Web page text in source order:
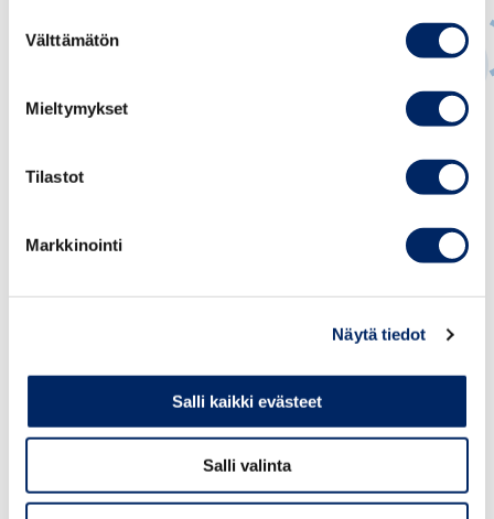
valinta
Välttämätön
Mieltymykset
Tilastot
Markkinointi
Näytä tiedot
Salli kaikki evästeet
Salli valinta
Ville Kajala
ARVOPAPERIMARKKINAOIKEUS, CORPORATE
ville.kajala@chamber.fi
KATEGORIAT: LAINSÄÄDÄNTÖ, VILLE KAJALA